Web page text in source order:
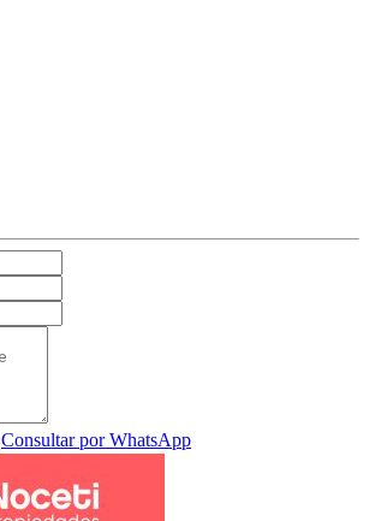
Consultar por WhatsApp